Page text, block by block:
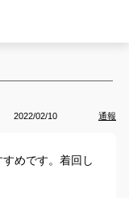
2022/02/10 通報
めです。着回し